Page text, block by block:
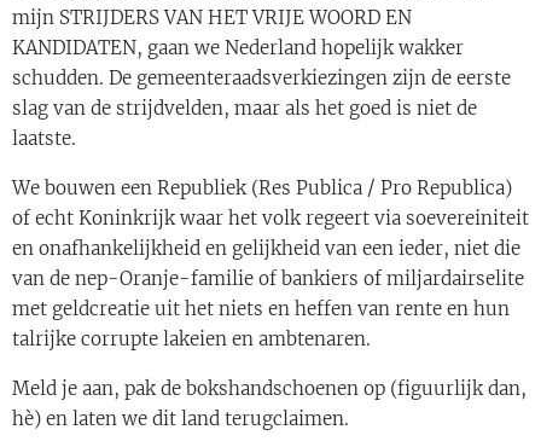
mijn STRIJDERS VAN HET VRIJE WOORD EN
KANDIDATEN, gaan we Nederland hopelijk wakker
schudden. De gemeenteraadsverkiezingen zijn de eerste
slag van de strijdvelden, maar als het goed is niet de
laatste.
We bouwen een Republiek (Res Publica / Pro Republica)
of echt Koninkrijk waar het volk regeert via soevereiniteit
en onafhankelijkheid en gelijkheid van een ieder, niet die
van de nep-Oranje-familie of bankiers of miljardairselite
met geldcreatie uit het niets en heffen van rente en hun
talrijke corrupte lakeien en ambtenaren.
Meld je aan, pak de bokshandschoenen op (figuurlijk dan,
hè) en laten we dit land terugclaimen.